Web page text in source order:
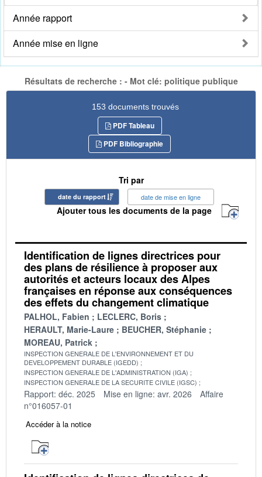
Année rapport
Année mise en ligne
Résultats de recherche : - Mot clé: politique publique
153 documents trouvés
PDF Tableau
PDF Bibliographie
Tri par
date du rapport date de mise en ligne
Ajouter tous les documents de la page
Identification de lignes directrices pour
des plans de résilience à proposer aux
autorités et acteurs locaux des Alpes
françaises en réponse aux conséquences
des effets du changement climatique
PALHOL, Fabien
LECLERC, Boris
HERAULT, Marie-Laure
BEUCHER, Stéphanie
MOREAU, Patrick
INSPECTION GENERALE DE L'ENVIRONNEMENT ET DU
DEVELOPPEMENT DURABLE (IGEDD)
INSPECTION GENERALE DE L'ADMINISTRATION (IGA)
INSPECTION GENERALE DE LA SECURITE CIVILE (IGSC)
Rapport: déc. 2025 Mise en ligne: avr. 2026
Affaire
n°016057-01
Accéder à la notice